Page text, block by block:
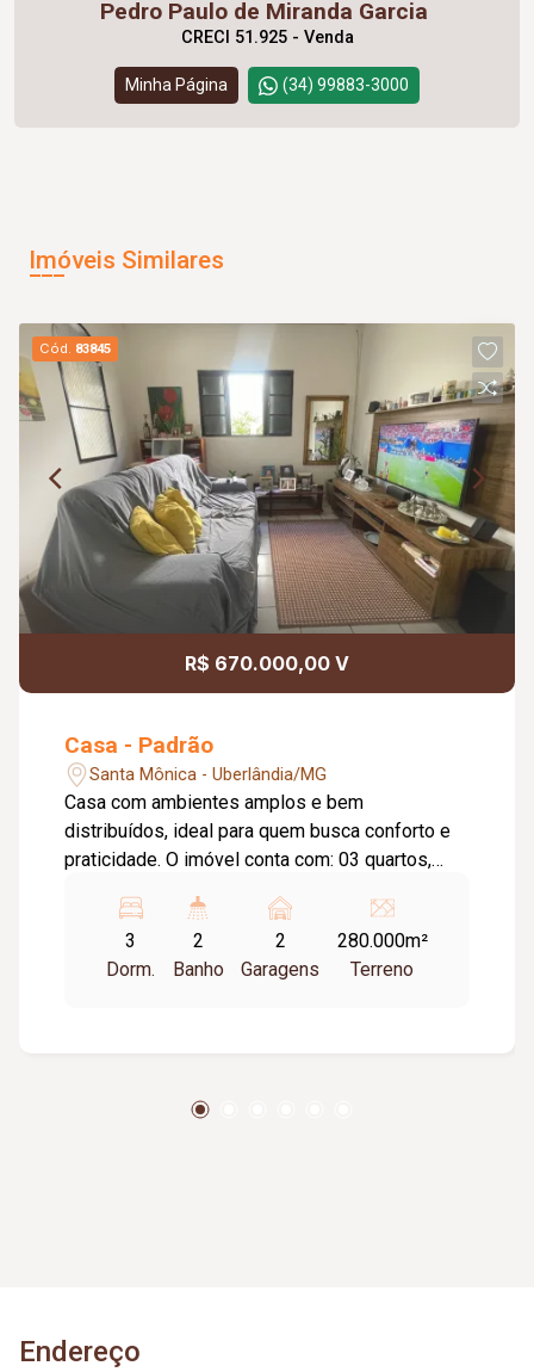
Pedro Paulo de Miranda Garcia
CRECI 51.925 - Venda
Minha Página (34) 99883-3000
Imóveis Similares
Cód. 83845
R$ 670.000,00 V
Casa - Padrão
Santa Mônica - Uberlândia/MG
Casa com ambientes amplos e bem
distribuídos, ideal para quem busca conforto e
praticidade. O imóvel conta com: 03 quartos,
jantar); Cozinha; Lavanderia independente; 02
vagas de garagem cobertas; Área de lazer:
Varanda nos fundos; Quintal privativo;
Fácil acesso a comércios, restaurantes,
3
Dorm.
2
Banho
2
Garagens
280.000m²
Terreno
Endereço